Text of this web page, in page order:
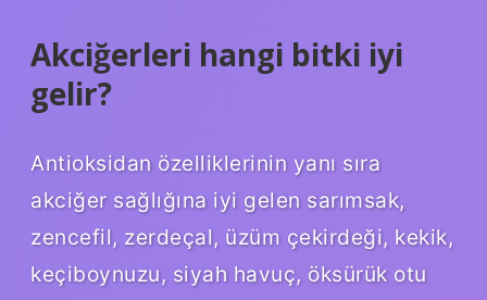
Akciğerleri hangi bitki iyi
gelir?
Antioksidan özelliklerinin yanı sıra
akciğer sağlığına iyi gelen sarımsak,
zencefil, zerdeçal, üzüm çekirdeği, kekik,
keçiboynuzu, siyah havuç, öksürük otu